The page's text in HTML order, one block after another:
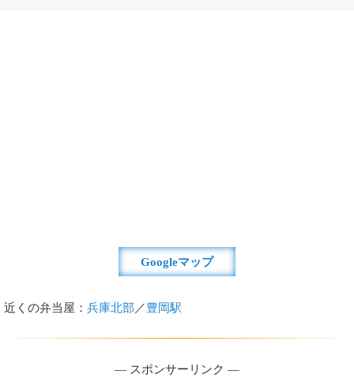
Googleマップ
近くの弁当屋： 兵庫北部 ／豊岡駅
― スポンサーリンク ―